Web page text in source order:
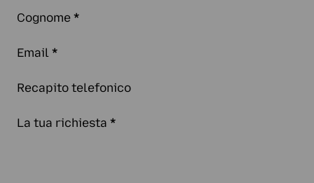
Cognome *
Email *
Recapito telefonico
La tua richiesta *